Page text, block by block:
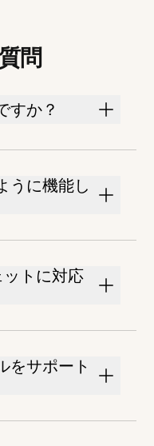
問
すか？
うに機能し
トに対応
をサポート